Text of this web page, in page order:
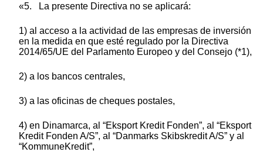
«5. La presente Directiva no se aplicará:
1) al acceso a la actividad de las empresas de inversión
en la medida en que esté regulado por la Directiva
2014/65/UE del Parlamento Europeo y del Consejo (*1),
2) a los bancos centrales,
3) a las oficinas de cheques postales,
4) en Dinamarca, al “Eksport Kredit Fonden”, al “Eksport
Kredit Fonden A/S”, al “Danmarks Skibskredit A/S” y al
“KommuneKredit”,